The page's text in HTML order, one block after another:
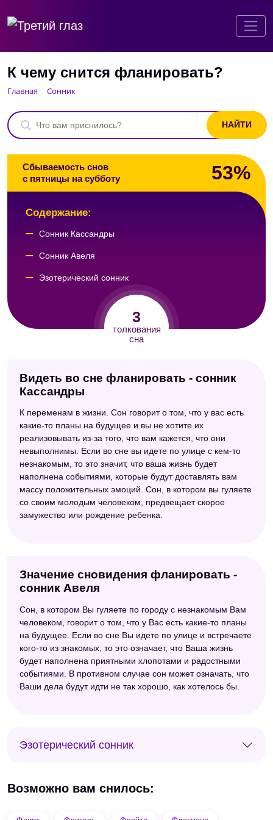
К чему снится фланировать?
Главная Сонник
Сбываемость снов
с пятницы на субботу
53%
3
толкования
сна
Содержание:
Сонник Кассандры
Сонник Авеля
Эзотерический сонник
Видеть во сне фланировать - сонник
Кассандры
К переменам в жизни. Сон говорит о том, что у вас есть
какие-то планы на будущее и вы не хотите их
реализовывать из-за того, что вам кажется, что они
невыполнимы. Если во сне вы идете по улице с кем-то
незнакомым, то это значит, что ваша жизнь будет
наполнена событиями, которые будут доставлять вам
массу положительных эмоций. Сон, в котором вы гуляете
со своим молодым человеком, предвещает скорое
замужество или рождение ребенка.
Значение сновидения фланировать -
сонник Авеля
Сон, в котором Вы гуляете по городу с незнакомым Вам
человеком, говорит о том, что у Вас есть какие-то планы
на будущее. Если во сне Вы идете по улице и встречаете
кого-то из знакомых, то это означает, что Ваша жизнь
будет наполнена приятными хлопотами и радостными
событиями. В противном случае сон может означать, что
Ваши дела будут идти не так хорошо, как хотелось бы.
Эзотерический сонник
Возможно вам снилось: